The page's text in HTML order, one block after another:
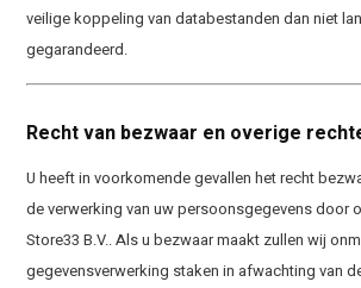
veilige koppeling van databestanden dan niet
gegarandeerd.
Recht van bezwaar en overige
U heeft in voorkomende gevallen het recht
de verwerking van uw persoonsgegevens door
Store33 B.V.. Als u bezwaar maakt zullen wij
gegevensverwerking staken in afwachting van